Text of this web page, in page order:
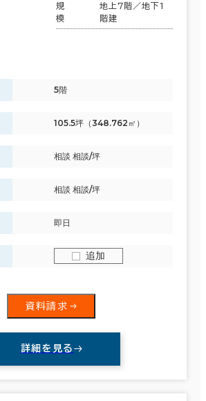
規
模
地上7階／地下1
階建
5階
105.5坪（348.762㎡）
相談 相談/坪
相談 相談/坪
即日
追加
資料請求
詳細を見る